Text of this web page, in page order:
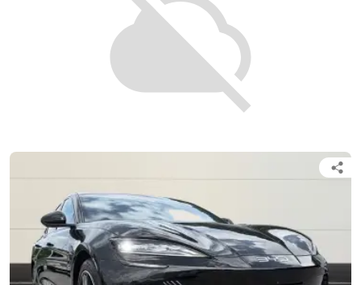
Alte tipuri vehicule